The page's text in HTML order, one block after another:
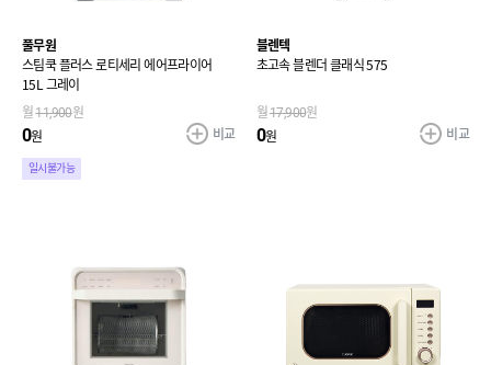
풀무원
스팀쿡 플러스 로티세리 에어프라이어
15L 그레이
월11,900원
0원
일시불가능
비교
블렌텍
초고속 블렌더 클래식 575
월17,900원
0원 비교